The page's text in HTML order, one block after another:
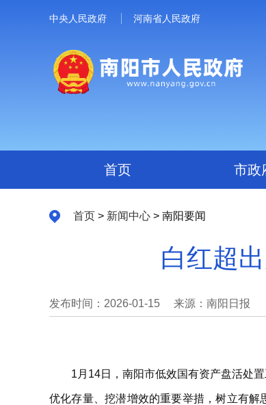
中央人民政府 河南省人民政府
首页 市政
首页 > 新闻中心 > 南阳要闻
白红超
发布时间：2026-01-15 来源：南阳日报
1月14日，南阳市低效国有资产盘活处
优化存量、挖潜增效的重要举措，树立有